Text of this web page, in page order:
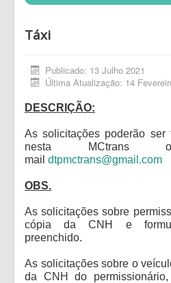
1DOC
Táxi
Publicado: 13 Julho 2021
Última Atualização: 14
DESCRIÇÃO:
As solicitações poderão ser
nesta
mail dtpmctrans@gmail.com
OBS.
As solicitações sobre
cópia da CNH e
preenchido.
As solicitações sobre o
da CNH do